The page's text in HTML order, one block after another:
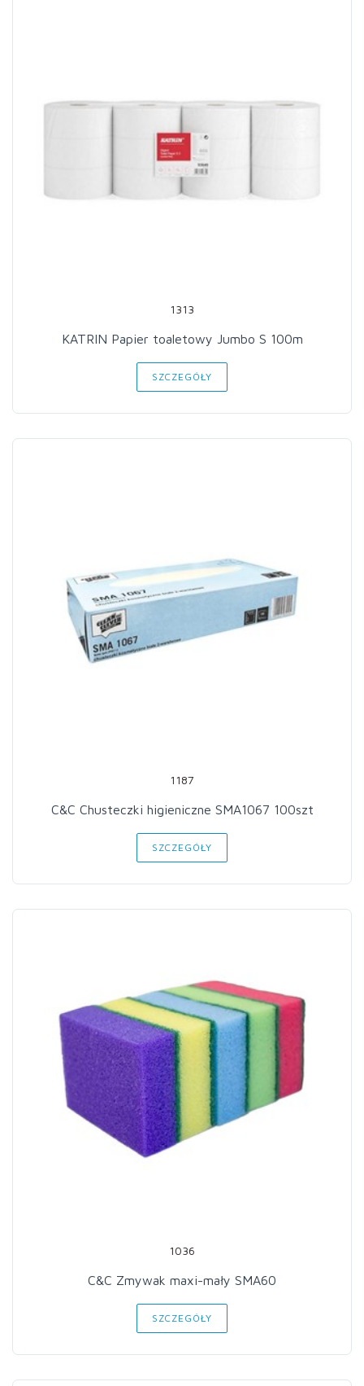
1313
KATRIN Papier toaletowy Jumbo S 100m
SZCZEGÓŁY
1187
C&C Chusteczki higieniczne SMA1067 100szt
SZCZEGÓŁY
1036
C&C Zmywak maxi-mały SMA60
SZCZEGÓŁY